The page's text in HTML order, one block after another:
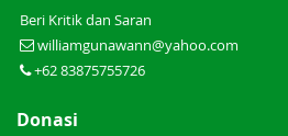
Beri Kritik dan Saran
williamgunawann@yahoo.com
+62 83875755726
Donasi